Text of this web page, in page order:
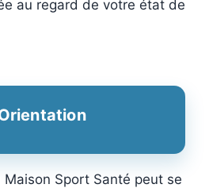
au regard de votre état de
Maison Sport Santé peut se